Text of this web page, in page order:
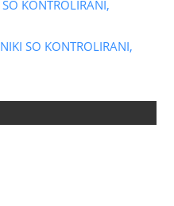
KONTROLIRANI,
SO KONTROLIRANI,